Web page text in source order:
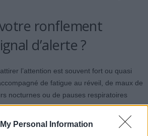
Personal Information
ronflement
d’alerte ?
l’attention est souvent fort ou quasi
de fatigue au réveil, de maux de
nocturnes ou de pauses respiratoires
Selon l’Assurance Maladie, une
comme élevée à partir de 140/90
reprises au repos. La vérification peut